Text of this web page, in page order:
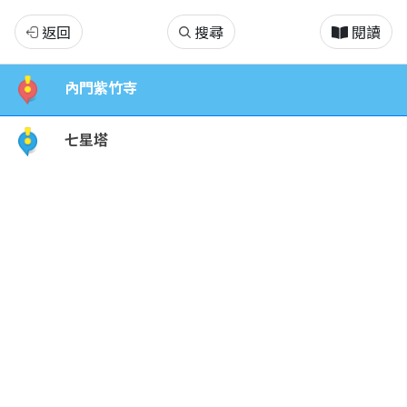
旗
美
說
故
返回 搜尋 閱讀
內門紫竹寺
七星塔